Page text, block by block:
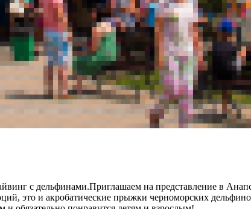
с дельфинами.Приглашаем на представление в
это и акробатические прыжки черноморских